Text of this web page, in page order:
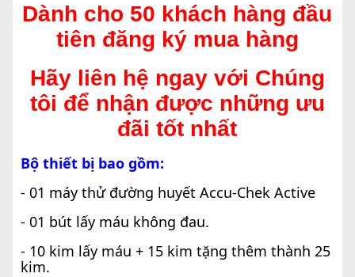
Dành cho 50 khách hàng đầu
tiên đăng ký mua hàng
Hãy liên hệ ngay với Chúng
tôi để nhận được những ưu
đãi tốt nhất
Bộ thiết bị bao gồm:
- 01 máy thử đường huyết Accu-Chek Active
- 01 bút lấy máu không đau.
- 10 kim lấy máu + 15 kim tặng thêm thành 25
kim.